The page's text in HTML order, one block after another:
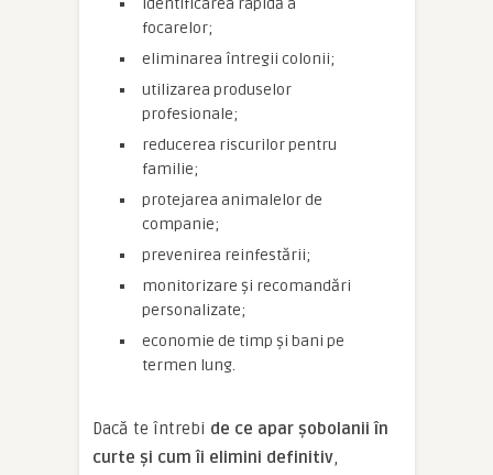
identificarea rapidă a
focarelor;
eliminarea întregii colonii;
utilizarea produselor
profesionale;
reducerea riscurilor pentru
familie;
protejarea animalelor de
companie;
prevenirea reinfestării;
monitorizare și recomandări
personalizate;
economie de timp și bani pe
termen lung.
Dacă te întrebi de ce apar șobolanii în
curte și cum îi elimini definitiv,